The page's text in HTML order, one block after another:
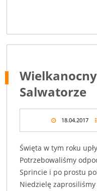
Salwatorze
18.04.2017
Święta w tym roku
Potrzebowaliśmy
Sprincie i po prostu
Niedzielę